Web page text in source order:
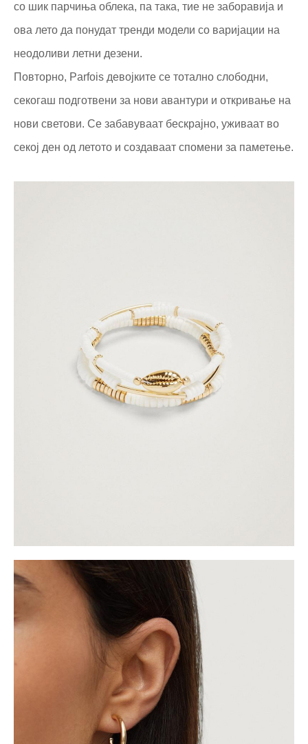
со шик парчиња облека, па така, тие не заборавија и
ова лето да понудат тренди модели со варијации на
неодоливи летни дезени.
Повторно, Parfois девојките се тотално слободни,
секогаш подготвени за нови авантури и откривање на
нови светови. Се забавуваат бескрајно, уживаат во
секој ден од летото и создаваат спомени за паметење.